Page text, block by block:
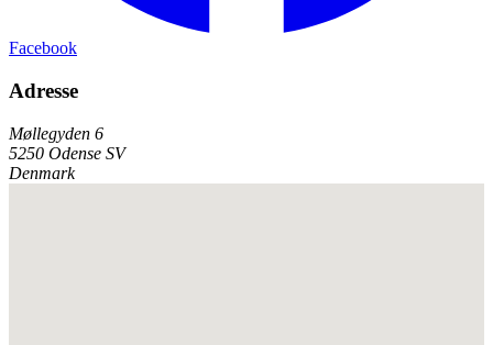
Facebook
Adresse
Møllegyden 6
5250 Odense SV
Denmark